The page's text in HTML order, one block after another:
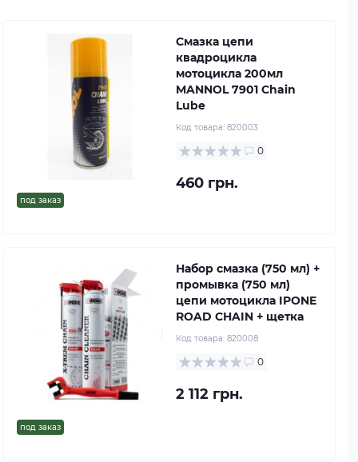
под заказ
Смазка цепи
квадроцикла
мотоцикла 200мл
MANNOL 7901 Chain
Lube
Код товара: 820003
0
460 грн.
под заказ
Набор смазка (750 мл) +
промывка (750 мл)
цепи мотоцикла IPONE
ROAD CHAIN + щетка
Код товара: 820008
0
2 112 грн.